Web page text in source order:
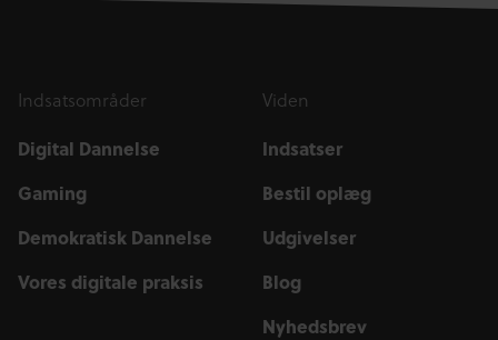
Indsatsområder
Digital Dannelse
Gaming
Demokratisk Dannelse
Vores digitale praksis
Viden
Indsatser
Bestil oplæg
Udgivelser
Blog
Nyhedsbrev